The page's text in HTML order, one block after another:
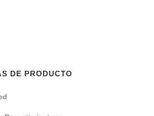
DE PRODUCTO